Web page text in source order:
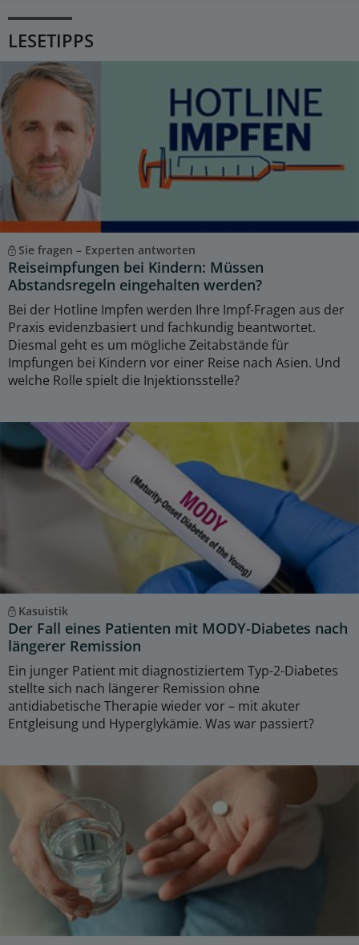
LESETIPPS
Sie fragen – Experten antworten
Reiseimpfungen bei Kindern: Müssen
Abstandsregeln eingehalten werden?
Bei der Hotline Impfen werden Ihre Impf-Fragen aus der
Praxis evidenzbasiert und fachkundig beantwortet.
Diesmal geht es um mögliche Zeitabstände für
Impfungen bei Kindern vor einer Reise nach Asien. Und
welche Rolle spielt die Injektionsstelle?
Kasuistik
Der Fall eines Patienten mit MODY-Diabetes nach
längerer Remission
Ein junger Patient mit diagnostiziertem Typ-2-Diabetes
stellte sich nach längerer Remission ohne
antidiabetische Therapie wieder vor – mit akuter
Entgleisung und Hyperglykämie. Was war passiert?